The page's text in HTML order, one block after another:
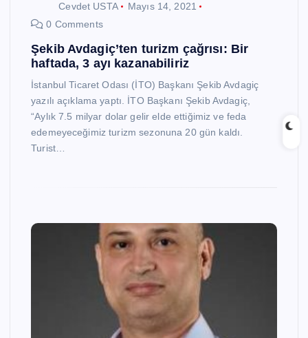
Cevdet USTA
Mayıs 14, 2021
0 Comments
Şekib Avdagiç’ten turizm çağrısı: Bir
haftada, 3 ayı kazanabiliriz
İstanbul Ticaret Odası (İTO) Başkanı Şekib Avdagiç
yazılı açıklama yaptı. İTO Başkanı Şekib Avdagiç,
“Aylık 7.5 milyar dolar gelir elde ettiğimiz ve feda
edemeyeceğimiz turizm sezonuna 20 gün kaldı.
Turist…